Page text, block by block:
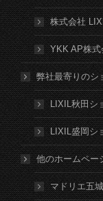
株式会社
YKK AP株式
弊社最寄りのシ
LIXIL秋田シ
LIXIL盛岡シ
他のホームペー
マドリエ五